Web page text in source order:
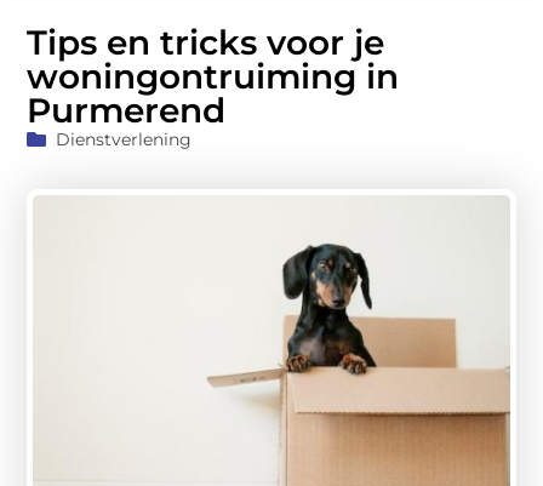
Tips en tricks voor je
woningontruiming in
Purmerend
Dienstverlening